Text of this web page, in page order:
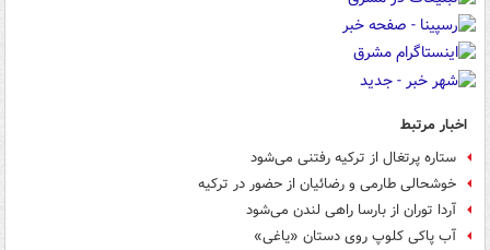
اخبار مرتبط
ستاره پرتغال از ترکیه رفتنی می‌شود
خوشحالی طارمی و رضائیان از حضور در ترکیه
آردا توران از بارسا راهی لندن می‌شود
آب پاکی کلوپ روی دستان «یاغی»